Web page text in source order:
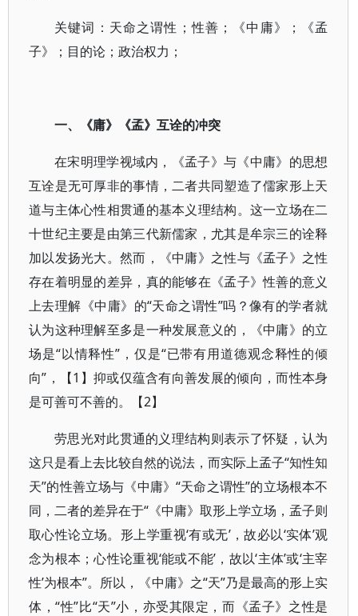
关键词：天命之谓性；性善；《中庸》；《孟
子》；目的论；政治权力；
一、《庸》《孟》互诠的冲突
在宋明理学视域内，《孟子》与《中庸》的思想
互诠是无可厚非的事情，二者共同塑造了儒家形上天
道与主体心性相贯通的基本义理结构。这一立场在二
十世纪主要是由第三代新儒家，尤其是牟宗三的诠释
加以发扬光大。然而，《中庸》之性与《孟子》之性
存在着明显的差异，真的能够在《孟子》性善的意义
上去理解《中庸》的“天命之谓性”吗？像有的学者就
认为这种理解至多是一种发展意义的，《中庸》的立
场是“以情释性”，仅是“已带有用道德观念释性的倾
向”，【1】抑或仅蕴含有向善发展的倾向，而性本身
是可善可不善的。【2】
劳思光对此贯通的义理结构则表示了怀疑，认为
这只是看上去比较自然的说法，而实际上孟子“知性知
天”的性善立场与《中庸》“天命之谓性”的立场根本不
同，二者的差异在于“《中庸》取形上学立场，孟子则
取心性论立场。形上学重视‘有或无’，故必以‘实体’观
念为根本；心性论重视‘能或不能’，故以‘主体’或‘主宰
性’为根本”。所以，《中庸》之“天”乃是最高的形上实
体，“性”比“天”小，亦受其限定，而《孟子》之性是